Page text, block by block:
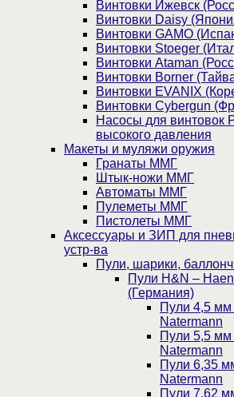
Винтовки Ижевск
Винтовки Daisy
Винтовки GAMO
Винтовки Stoeger
Винтовки Ataman
Винтовки Borner
Винтовки EVANIX
Винтовки Cybergun
Насосы для винтовок
высокого давления
Макеты и муляжи оружия
Гранаты ММГ
Штык-ножи ММГ
Автоматы ММГ
Пулеметы ММГ
Пистолеты ММГ
Аксессуары и ЗИП для
устр-ва
Пули, шарики,
Пули H&N –
(Германия)
Пули 4,5 мм
Natermann
Пули 5,5 мм
Natermann
Пули 6,35
Natermann
Пули 7,62